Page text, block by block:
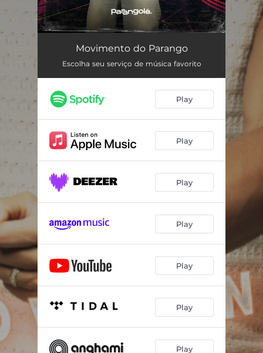
Deixa Ela
Ela Movimenta 02:16
Cabaré do Parango 01:54
Movimento do Parango
Escolha seu serviço de música favorito
Play
Play
Play
Play
Play
Play
Play